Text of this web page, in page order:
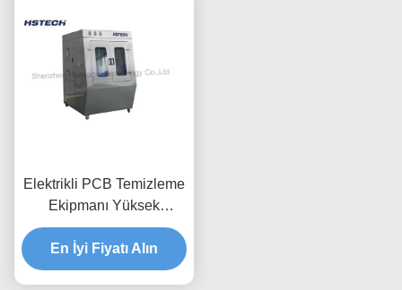
Elektrikli PCB Temizleme
Ekipmanı Yüksek
Hassasiyet Su Üslü
Solventle
En İyi Fiyatı Alın